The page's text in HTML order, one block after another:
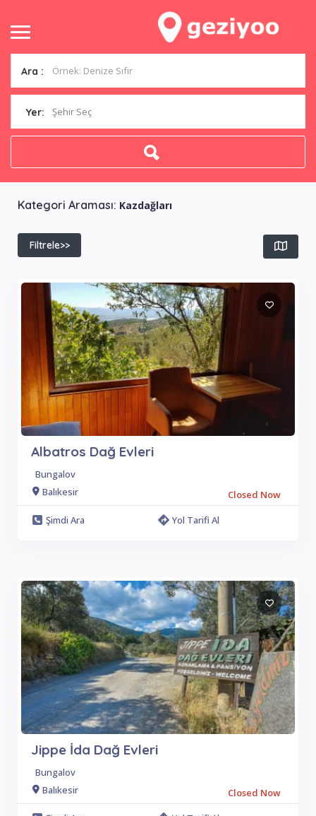
Ara :
Yer: Şehir Seç
Kategori Araması: Kazdağları
Filtrele>>
Albatros Dağ Evleri
Bungalov
Balıkesir
Closed Now
Şimdi Ara
Yol Tarifi Al
Jippe İda Dağ Evleri
Bungalov
Balıkesir
Closed Now